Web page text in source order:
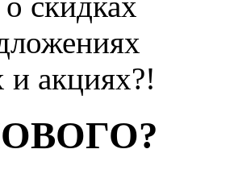
и акциях?!